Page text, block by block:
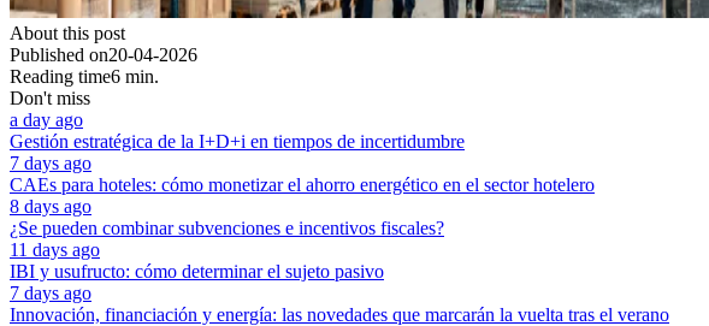
About this post
Published on20-04-2026
Reading time6 min.
Don't miss
a day ago
Gestión estratégica de la I+D+i en tiempos de incertidumbre
7 days ago
CAEs para hoteles: cómo monetizar el ahorro energético en el sector hotelero
8 days ago
¿Se pueden combinar subvenciones e incentivos fiscales?
11 days ago
IBI y usufructo: cómo determinar el sujeto pasivo
7 days ago
Innovación, financiación y energía: las novedades que marcarán la vuelta tras el verano